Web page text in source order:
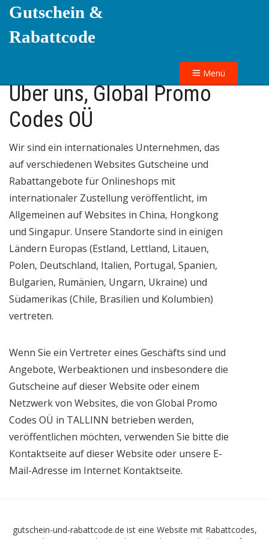
Gutschein &
Rabattcode
Menü
Über uns, Global Promo
Codes OÜ
Wir sind ein internationales Unternehmen, das
auf verschiedenen Websites Gutscheine und
Rabattangebote für Onlineshops mit
internationaler Zustellung veröffentlicht, im
Allgemeinen auf Websites in China, Hongkong
und Singapur. Unsere Standorte sind in einigen
Ländern Europas (Estland, Lettland, Litauen,
Polen, Deutschland, Italien, Portugal, Spanien,
Bulgarien, Rumänien, Ungarn, Ukraine) und
Südamerikas (Chile, Brasilien und Kolumbien)
vertreten.
Wenn Sie ein Vertreter eines Geschäfts sind und
Angebote, Werbeaktionen und insbesondere die
Gutscheine auf dieser Website oder einem
Netzwerk von Websites, die von Global Promo
Codes OÜ in TALLINN betrieben werden,
veröffentlichen möchten, verwenden Sie bitte die
Kontaktseite auf dieser Website oder unsere E-
Mail-Adresse im Internet Kontaktseite.
gutschein-und-rabattcode.de ist eine Website mit Rabattcodes,